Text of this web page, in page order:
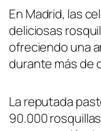
En Madrid, las
deliciosas
ofreciendo una
durante más de
La reputada
90.000